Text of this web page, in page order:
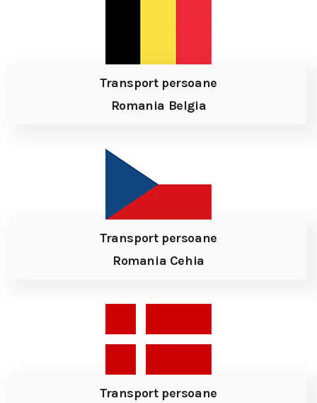
Transport persoane
Romania Belgia
Transport persoane
Romania Cehia
Transport persoane